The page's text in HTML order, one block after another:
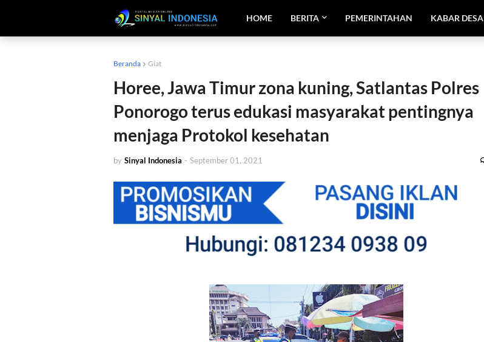
HOME BERITA PEMERINTAHAN KABAR DESA
Beranda Giat
Horee, Jawa Timur zona kuning, Satlantas Polres
Ponorogo terus edukasi masyarakat pentingnya
menjaga Protokol kesehatan
by Sinyal Indonesia - September 01, 2021